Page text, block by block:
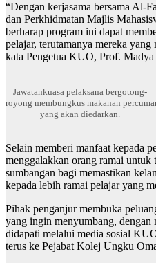
“Dengan kerjasama bersama Al-
dan Perkhidmatan Majlis
berharap program ini dapat
pelajar, terutamanya mereka
kata Pengetua KUO, Prof.
Jawatankuasa pelaksana bergotong-
royong membungkus makanan percuma
yang akan diedarkan.
Selain memberi manfaat kepada
menggalakkan orang ramai untuk
sumbangan bagi memastikan
kepada lebih ramai pelajar yang
Pihak penganjur membuka
yang ingin menyumbang, dengan
didapati melalui media sosial
terus ke Pejabat Kolej Ungku